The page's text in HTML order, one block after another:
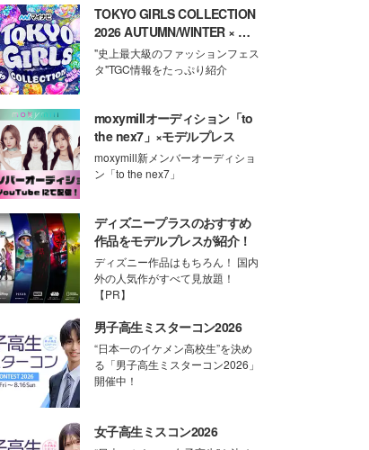
TOKYO GIRLS COLLECTION
2026 AUTUMN/WINTER × モ
デルプレス
"史上最大級のファッションフェス
タ"TGC情報をたっぷり紹介
moxymillオーディション「to
the nex7」×モデルプレス
moxymill新メンバーオーディショ
ン「to the nex7」
ディズニープラスのおすすめ
作品をモデルプレスが紹介！
ディズニー作品はもちろん！ 国内
外の人気作がすべて見放題！
【PR】
男子高生ミスターコン2026
“日本一のイケメン高校生”を決め
る「男子高生ミスターコン2026」
開催中！
女子高生ミスコン2026